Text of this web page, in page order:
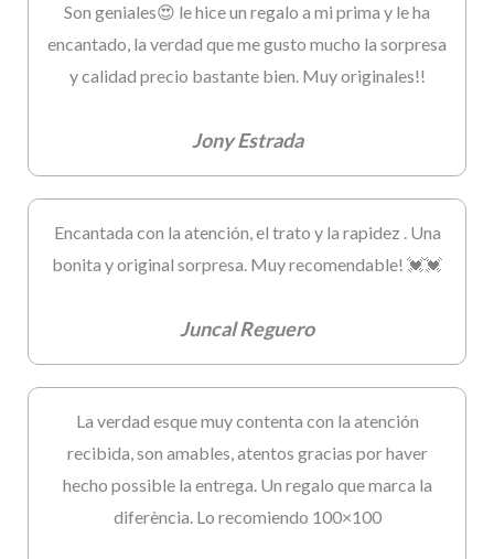
Son geniales😍 le hice un regalo a mi prima y le ha
encantado, la verdad que me gusto mucho la sorpresa
y calidad precio bastante bien. Muy originales!!
Jony Estrada
Encantada con la atención, el trato y la rapidez . Una
bonita y original sorpresa. Muy recomendable! 💓💓
Juncal Reguero
La verdad esque muy contenta con la atención
recibida, son amables, atentos gracias por haver
hecho possible la entrega. Un regalo que marca la
diferència. Lo recomiendo 100×100